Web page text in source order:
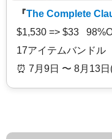
『The Complete
$1,530 => $33
17アイテムバンドル
⏰️ 7月9日 〜 8月13